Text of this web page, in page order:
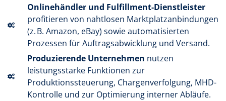
Onlinehändler und Fulfillment-Dienstleister
profitieren von nahtlosen Marktplatzanbindungen
(z. B. Amazon, eBay) sowie automatisierten
Prozessen für Auftragsabwicklung und Versand.
Produzierende Unternehmen nutzen
leistungsstarke Funktionen zur
Produktionssteuerung, Chargenverfolgung, MHD-
Kontrolle und zur Optimierung interner Abläufe.